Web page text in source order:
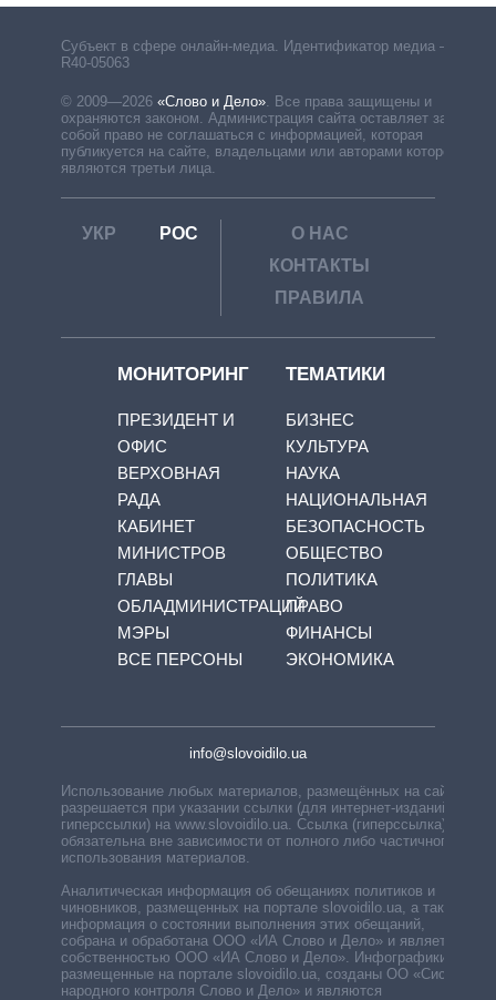
Субъект в сфере онлайн-медиа. Идентификатор медиа –
R40-05063
© 2009—2026 «Слово и Дело» Все права защищены и
охраняются законом. Администрация сайта оставляет за
собой право не соглашаться с информацией, которая
публикуется на сайте, владельцами или авторами которой
являются третьи лица.
УКР РОС
О НАС
КОНТАКТЫ
ПРАВИЛА
МОНИТОРИНГ
ПРЕЗИДЕНТ И
ОФИС
ВЕРХОВНАЯ
РАДА
КАБИНЕТ
МИНИСТРОВ
ГЛАВЫ
ОБЛАДМИНИСТРАЦИЙ
МЭРЫ
ВСЕ ПЕРСОНЫ
ТЕМАТИКИ
БИЗНЕС
КУЛЬТУРА
НАУКА
НАЦИОНАЛЬНАЯ
БЕЗОПАСНОСТЬ
ОБЩЕСТВО
ПОЛИТИКА
ПРАВО
ФИНАНСЫ
ЭКОНОМИКА
info@slovoidilo.ua
Использование любых материалов, размещённых на сайте,
разрешается при указании ссылки (для интернет-изданий —
гиперссылки) на www.slovoidilo.ua. Ссылка (гиперссылка)
обязательна вне зависимости от полного либо частичного
использования материалов.
Аналитическая информация об обещаниях политиков и
чиновников, размещенных на портале slovoidilo.ua, а также
информация о состоянии выполнения этих обещаний,
собрана и обработана ООО «ИА Слово и Дело» и является
собственностью ООО «ИА Слово и Дело». Инфографики,
размещенные на портале slovoidilo.ua, созданы ОО «Система
народного контроля Слово и Дело» и являются